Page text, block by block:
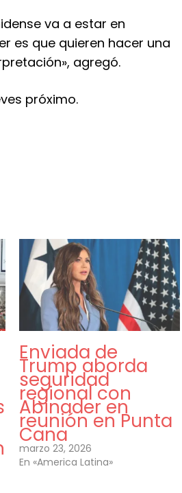
va a estar en
es que quieren hacer una
agregó.
próximo.
Enviada de
Trump aborda
seguridad
regional con
Abinader en
reunión en Punta
Cana
marzo 23, 2026
En «America Latina»